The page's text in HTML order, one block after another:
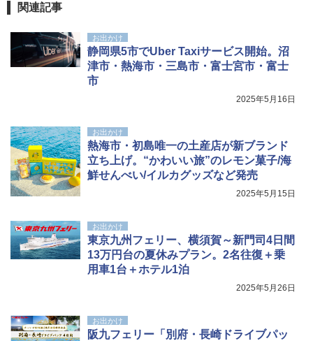
￥9,990
広げるだけ パッとサッとテント キューブワ
イド ブラックコーティング フルクローズ メ
ATCW-150B エクルベージュ
￥-
熊撃退スプレー 熊よけスプレー 熊スプレー
【日本企業販売】超強力クマ対策スプレー 30
0ml（連続噴射30秒）110ml（連続噴射15
付き ヒグマ・イノシシ対策 自治体・教育機
関の購入実績 登山・キャンプ・アウトドア・
送
￥3,680
関連記事
お出かけ
静岡県5市でUber Taxiサービス開始。沼
津市・熱海市・三島市・富士宮市・富士
市
2025年5月16日
お出かけ
熱海市・初島唯一の土産店が新ブランド
立ち上げ。“かわいい旅”のレモン菓子/海
鮮せんべい/イルカグッズなど発売
2025年5月15日
お出かけ
東京九州フェリー、横須賀～新門司4日間
13万円台の夏休みプラン。2名往復＋乗
用車1台＋ホテル1泊
2025年5月26日
お出かけ
阪九フェリー「別府・長崎ドライブパッ